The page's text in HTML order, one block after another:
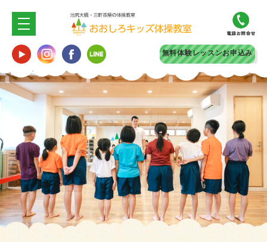
無料体験レッスンお申込み